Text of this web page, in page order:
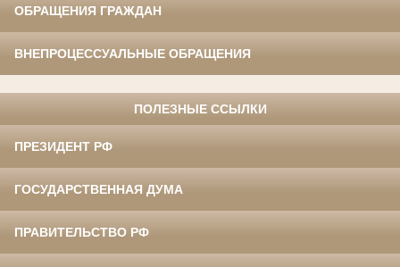
ОБРАЩЕНИЯ ГРАЖДАН
ВНЕПРОЦЕССУАЛЬНЫЕ ОБРАЩЕНИЯ
ПОЛЕЗНЫЕ ССЫЛКИ
ПРЕЗИДЕНТ РФ
ГОСУДАРСТВЕННАЯ ДУМА
ПРАВИТЕЛЬСТВО РФ